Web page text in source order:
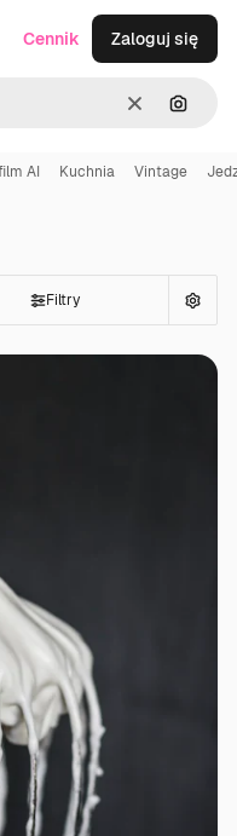
WyczyśćSzukaj
Cennik Zaloguj się
AI Kuchnia Vintage
Filtry